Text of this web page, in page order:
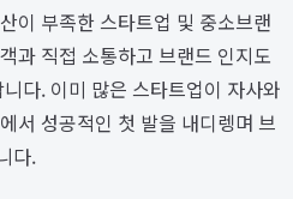
이 부족한 스타트업 및 중소브랜
과 직접 소통하고 브랜드 인지도
다. 이미 많은 스타트업이 자사와
서 성공적인 첫 발을 내디렝며 브
다.